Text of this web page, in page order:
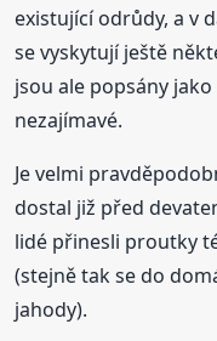
existující odrůdy, a v
se vyskytují ještě
jsou ale popsány
nezajímavé.
Je velmi
dostal již před
lidé přinesli proutky
(stejně tak se do
jahody).